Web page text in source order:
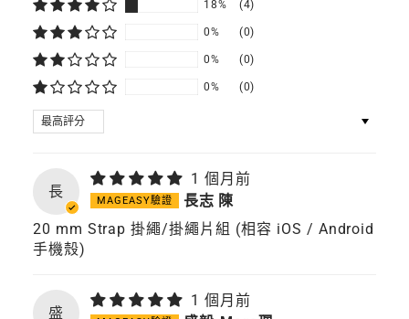
18% (4)
0% (0)
0% (0)
0% (0)
SORT BY
長
1 個月前
長志 陳
20 mm Strap 掛繩/掛繩片組 (相容 iOS / Android
手機殼)
盛
1 個月前